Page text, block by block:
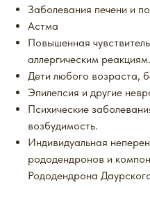
Заболевания печени и
Астма
Повышенная
аллергическим реакциям.
Дети любого возраста,
Эпилепсия и другие
Психические
возбудимость.
Индивидуальная
рододендронов и
Рододендрона